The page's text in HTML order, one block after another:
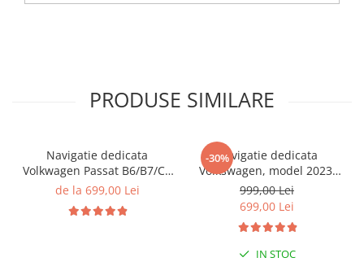
PRODUSE SIMILARE
Navigatie dedicata
Volkwagen Passat B6/B7/CC
Gri, 4GB RAM 64GB ROM,
Display QLED 10", DSP,
de la 699,00 Lei
-30%Navigatie dedicata
Volkswagen, model 2023,
4GB RAM 64GB ROM,
Quadcore, Android 14,
Display QLED 7", DSP,
Carplay&Android Auto,
Suport camere AHD
999,00 Lei
699,00 Lei
IN STOC